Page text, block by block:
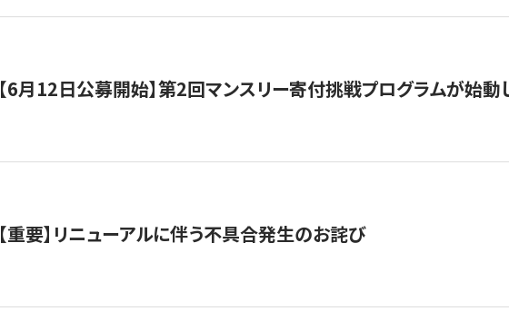
【6月12日公募開始】第2回マンスリー寄付挑戦プログラムが始動
【重要】リニューアルに伴う不具合発生のお詫び